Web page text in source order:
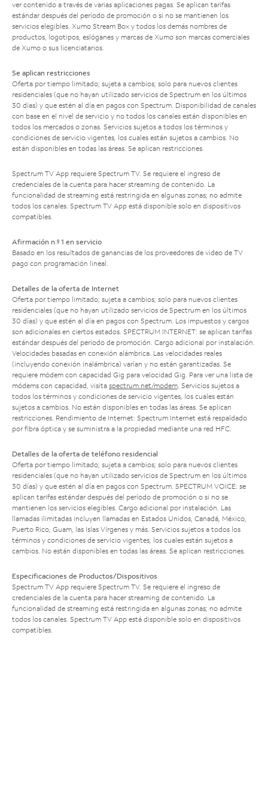
ver contenido a través de varias aplicaciones pagas. Se aplican tarifas
estándar después del período de promoción o si no se mantienen los
servicios elegibles. Xumo Stream Box y todos los demás nombres de
productos, logotipos, eslóganes y marcas de Xumo son marcas comerciales
de Xumo o sus licenciatarios.
Se aplican restricciones
Oferta por tiempo limitado; sujeta a cambios; solo para nuevos clientes
residenciales (que no hayan utilizado servicios de Spectrum en los últimos
30 días) y que estén al día en pagos con Spectrum. Disponibilidad de canales
con base en el nivel de servicio y no todos los canales están disponibles en
todos los mercados o zonas. Servicios sujetos a todos los términos y
condiciones de servicio vigentes, los cuales están sujetos a cambios. No
están disponibles en todas las áreas. Se aplican restricciones.
Spectrum TV App requiere Spectrum TV. Se requiere el ingreso de
credenciales de la cuenta para hacer streaming de contenido. La
funcionalidad de streaming está restringida en algunas zonas; no admite
todos los canales. Spectrum TV App está disponible solo en dispositivos
compatibles.
Afirmación n.º 1 en servicio
Basado en los resultados de ganancias de los proveedores de video de TV
pago con programación lineal.
Detalles de la oferta de Internet
Oferta por tiempo limitado; sujeta a cambios; solo para nuevos clientes
residenciales (que no hayan utilizado servicios de Spectrum en los últimos
30 días) y que estén al día en pagos con Spectrum. Los impuestos y cargos
son adicionales en ciertos estados. SPECTRUM INTERNET: se aplican tarifas
estándar después del período de promoción. Cargo adicional por instalación.
Velocidades basadas en conexión alámbrica. Las velocidades reales
(incluyendo conexión inalámbrica) varían y no están garantizadas. Se
requiere módem con capacidad Gig para velocidad Gig. Para ver una lista de
módems con capacidad, visita spectrum.net/modem. Servicios sujetos a
todos los términos y condiciones de servicio vigentes, los cuales están
sujetos a cambios. No están disponibles en todas las áreas. Se aplican
restricciones. Rendimiento de Internet: Spectrum Internet está respaldado
por fibra óptica y se suministra a la propiedad mediante una red HFC.
Detalles de la oferta de teléfono residencial
Oferta por tiempo limitado; sujeta a cambios; solo para nuevos clientes
residenciales (que no hayan utilizado servicios de Spectrum en los últimos
30 días) y que estén al día en pagos con Spectrum. SPECTRUM VOICE: se
aplican tarifas estándar después del período de promoción o si no se
mantienen los servicios elegibles. Cargo adicional por instalación. Las
llamadas ilimitadas incluyen llamadas en Estados Unidos, Canadá, México,
Puerto Rico, Guam, las Islas Vírgenes y más. Servicios sujetos a todos los
términos y condiciones de servicio vigentes, los cuales están sujetos a
cambios. No están disponibles en todas las áreas. Se aplican restricciones.
Especificaciones de Productos/Dispositivos
Spectrum TV App requiere Spectrum TV. Se requiere el ingreso de
credenciales de la cuenta para hacer streaming de contenido. La
funcionalidad de streaming está restringida en algunas zonas; no admite
todos los canales. Spectrum TV App está disponible solo en dispositivos
compatibles.